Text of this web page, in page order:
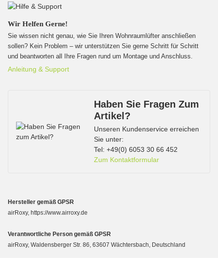
Wir Helfen Gerne!
Sie wissen nicht genau, wie Sie Ihren Wohnraumlüfter anschließen
sollen? Kein Problem – wir unterstützen Sie gerne Schritt für Schritt
und beantworten all Ihre Fragen rund um Montage und Anschluss.
Anleitung & Support
Haben Sie Fragen Zum
Artikel?
Unseren Kundenservice erreichen
Sie unter:
Tel: +49(0) 6053 30 66 452
Zum Kontaktformular
Hersteller gemäß GPSR
airRoxy, https://www.airroxy.de
Verantwortliche Person gemäß GPSR
airRoxy, Waldensberger Str. 86, 63607 Wächtersbach, Deutschland